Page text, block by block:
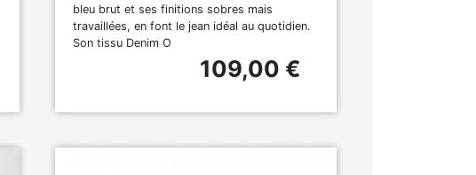
bleu brut et ses finitions sobres mais
travaillées, en font le jean idéal au quotidien.
Son tissu Denim O
109,00 €